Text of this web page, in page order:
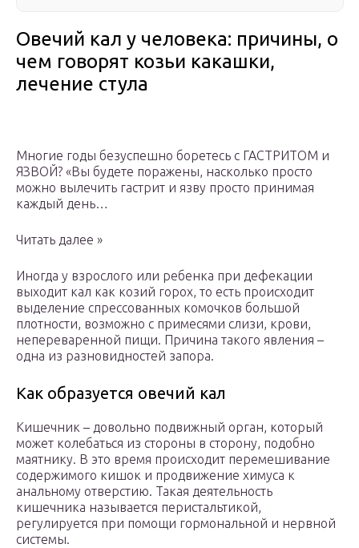
Овечий кал у человека: причины, о
чем говорят козьи какашки,
лечение стула
Многие годы безуспешно боретесь с ГАСТРИТОМ и
ЯЗВОЙ? «Вы будете поражены, насколько просто
можно вылечить гастрит и язву просто принимая
каждый день…
Читать далее »
Иногда у взрослого или ребенка при дефекации
выходит кал как козий горох, то есть происходит
выделение спрессованных комочков большой
плотности, возможно с примесями слизи, крови,
непереваренной пищи. Причина такого явления –
одна из разновидностей запора.
Как образуется овечий кал
Кишечник – довольно подвижный орган, который
может колебаться из стороны в сторону, подобно
маятнику. В это время происходит перемешивание
содержимого кишок и продвижение химуса к
анальному отверстию. Такая деятельность
кишечника называется перистальтикой,
регулируется при помощи гормональной и нервной
системы.